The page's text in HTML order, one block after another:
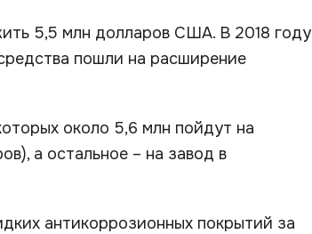
5,5 млн долларов США. В 2018 году
пошли на расширение
около 5,6 млн пойдут на
а остальное – на завод в
антикоррозионных покрытий за